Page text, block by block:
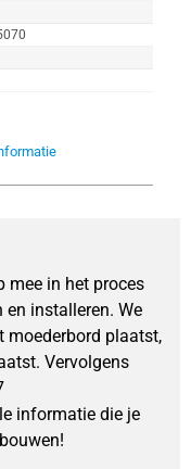
mee in het proces
en installeren. We
moederbord plaatst,
Vervolgens
informatie die je